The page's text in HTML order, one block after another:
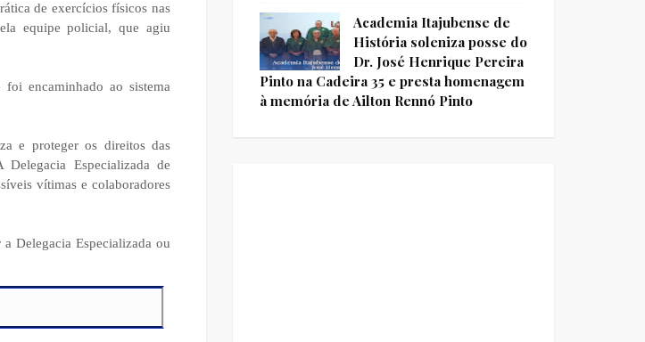
de exercícios físicos nas
equipe policial, que agiu
encaminhado ao sistema
e proteger os direitos das
Especializada de
vítimas e colaboradores
Delegacia Especializada ou
Academia Itajubense de
História soleniza posse do
Dr. José Henrique Pereira
Pinto na Cadeira 35 e presta homenagem
à memória de Ailton Rennó Pinto